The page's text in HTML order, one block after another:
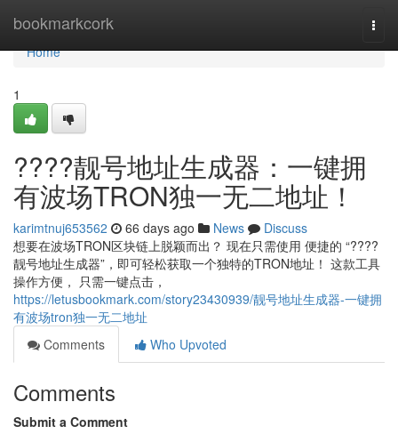
bookmarkcork
Home
Home
1
????靓号地址生成器：一键拥
有波场TRON独一无二地址！
karimtnuj653562 66 days ago News
Discuss
想要在波场TRON区块链上脱颖而出？ 现在只需使用 便捷的 “????
靓号地址生成器”，即可轻松获取一个独特的TRON地址！ 这款工具
操作方便， 只需一键点击，
https://letusbookmark.com/story23430939/靓号地址生成器-一键拥
有波场tron独一无二地址
Comments
Who Upvoted
Comments
Submit a Comment